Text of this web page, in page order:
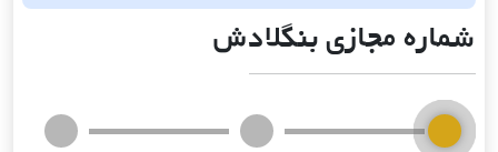
شماره مجازی بنگلادش